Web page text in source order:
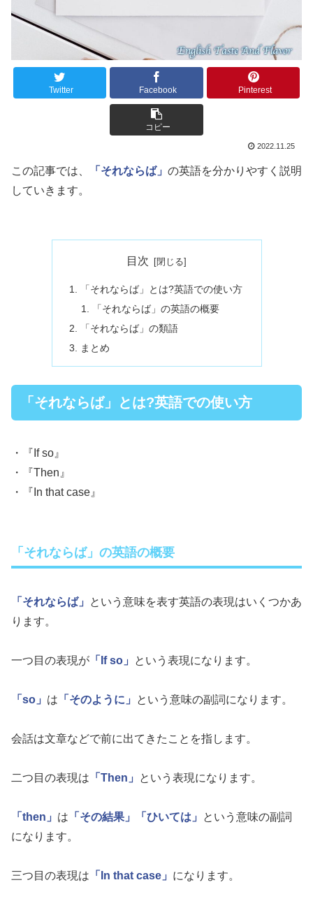
Twitter Facebook Pinterest
コピー
2022.11.25
この記事では、 「それならば」 の英語を分かりやすく説明
していきます。
目次
「それならば」とは?英語での使い方
「それならば」の英語の概要
「それならば」の類語
まとめ
「それならば」とは?英語での使い方
・『If so』
・『Then』
・『In that case』
「それならば」の英語の概要
「それならば」
という意味を表す英語の表現はいくつかあ
ります。
一つ目の表現が 「If so」 という表現になります。
「so」 は 「そのように」 という意味の副詞になります。
会話は文章などで前に出てきたことを指します。
二つ目の表現は 「Then」 という表現になります。
「then」 は 「その結果」 「ひいては」
という意味の副詞
になります。
三つ目の表現は 「In that case」 になります。